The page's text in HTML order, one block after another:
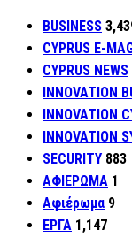
BUSINESS
CYPRUS E-
CYPRUS NEWS
INNOVATION
INNOVATION
INNOVATION
SECURITY 883
ΑΦΙΕΡΩΜΑ 1
Αφιέρωμα 9
ΕΡΓΑ 1,147